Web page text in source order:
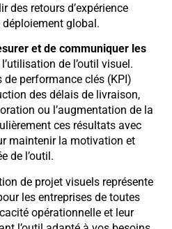
des retours d’expérience
global.
et de communiquer les
de l’outil visuel.
performance clés (KPI)
des délais de livraison,
ou l’augmentation de la
ces résultats avec
maintenir la motivation et
de l’outil.
de projet visuels représente
les entreprises de toutes
opérationnelle et leur